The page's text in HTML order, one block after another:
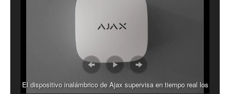
El dispositivo inalámbrico de Ajax supervisa en tiempo real los